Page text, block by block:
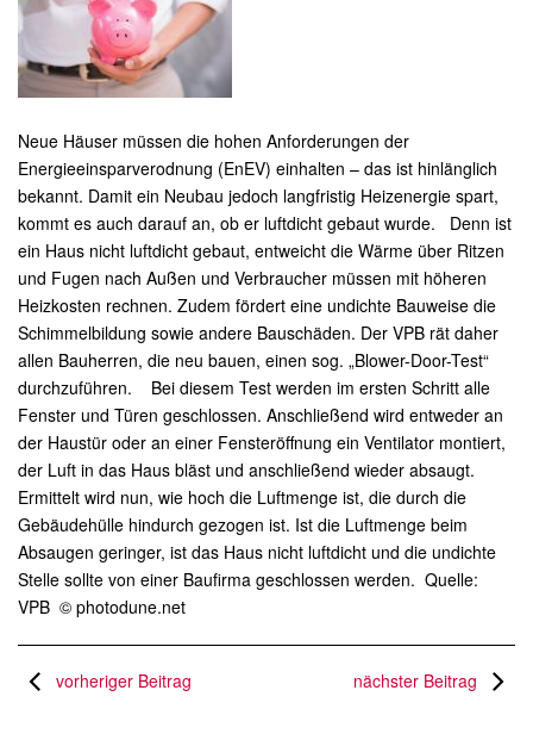
Neue Häuser müssen die hohen Anforderungen der
Energieeinsparverodnung (EnEV) einhalten – das ist hinlänglich
bekannt. Damit ein Neubau jedoch langfristig Heizenergie spart,
kommt es auch darauf an, ob er luftdicht gebaut wurde. Denn ist
ein Haus nicht luftdicht gebaut, entweicht die Wärme über Ritzen
und Fugen nach Außen und Verbraucher müssen mit höheren
Heizkosten rechnen. Zudem fördert eine undichte Bauweise die
Schimmelbildung sowie andere Bauschäden. Der VPB rät daher
allen Bauherren, die neu bauen, einen sog. „Blower-Door-Test“
durchzuführen. Bei diesem Test werden im ersten Schritt alle
Fenster und Türen geschlossen. Anschließend wird entweder an
der Haustür oder an einer Fensteröffnung ein Ventilator montiert,
der Luft in das Haus bläst und anschließend wieder absaugt.
Ermittelt wird nun, wie hoch die Luftmenge ist, die durch die
Gebäudehülle hindurch gezogen ist. Ist die Luftmenge beim
Absaugen geringer, ist das Haus nicht luftdicht und die undichte
Stelle sollte von einer Baufirma geschlossen werden. Quelle:
VPB © photodune.net
vorheriger Beitrag nächster Beitrag